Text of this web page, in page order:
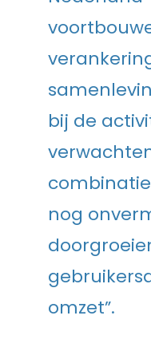
bij de
nog
omzet”.